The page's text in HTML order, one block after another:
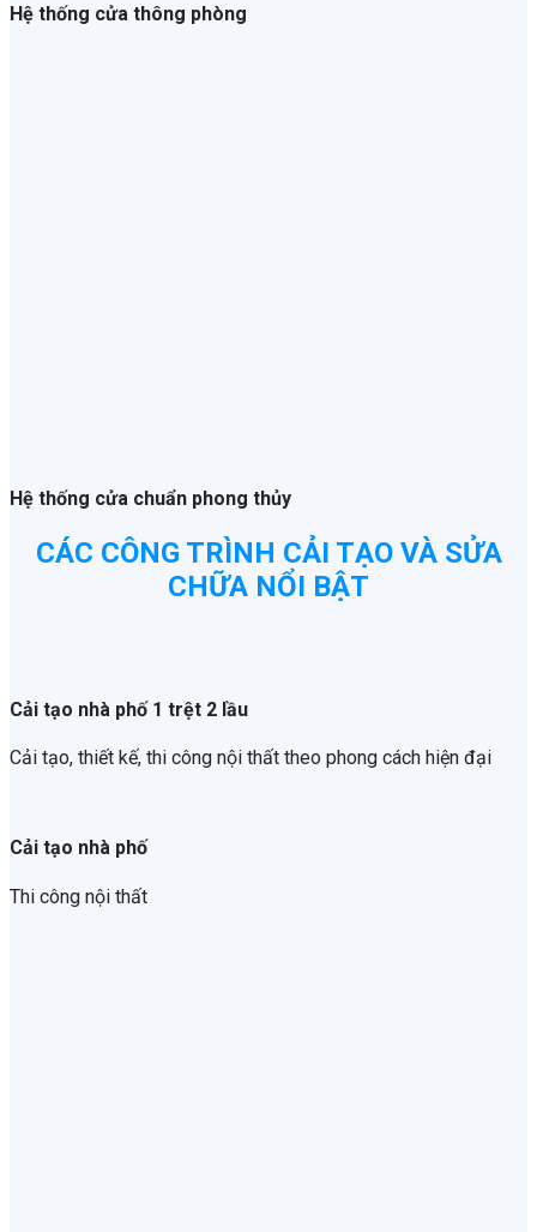
Hệ thống cửa thông phòng
Hệ thống cửa chuẩn phong thủy
CÁC CÔNG TRÌNH CẢI TẠO VÀ SỬA
CHỮA NỔI BẬT
Cải tạo nhà phố 1 trệt 2 lầu
Cải tạo, thiết kế, thi công nội thất theo phong cách hiện đại
Cải tạo nhà phố
Thi công nội thất